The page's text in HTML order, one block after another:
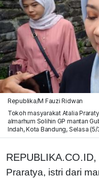
Republika/M Fauzi Ridwan
Tokoh masyarakat Atalia
almarhum Solihin GP mantan
Indah, Kota Bandung, Selasa
REPUBLIKA.CO.ID,
Praratya, istri dari